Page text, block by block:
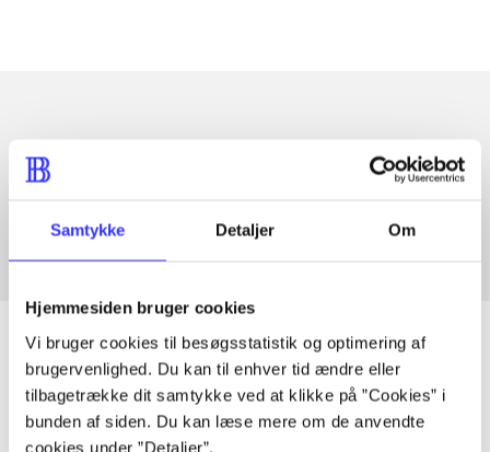
Samtykke Detaljer Om
Hjemmesiden bruger cookies
Vi bruger cookies til besøgsstatistik og optimering af
brugervenlighed. Du kan til enhver tid ændre eller
tilbagetrække dit samtykke ved at klikke på ”Cookies” i
bunden af siden. Du kan læse mere om de anvendte
cookies under ”Detaljer”.
Artikler med samme emner
Fra
Artikler
Alle registrerede artikler fordelt på udgivelser